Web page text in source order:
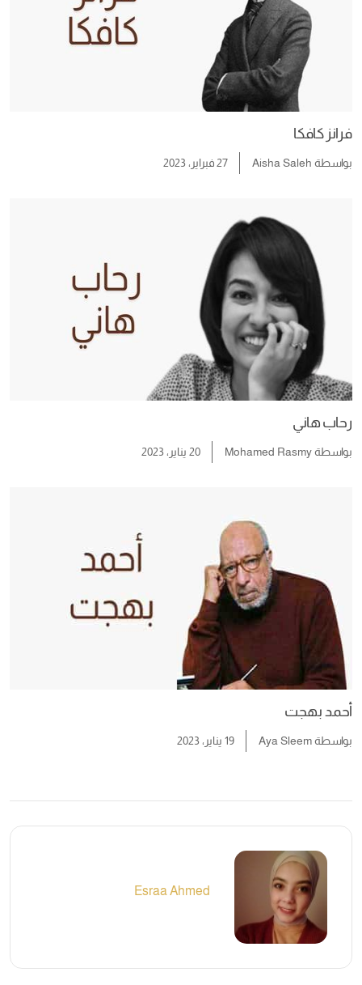
فرانز كافكا
بواسطةAisha Saleh 27 فبراير، 2023
رحاب هاني
بواسطةMohamed Rasmy 20 يناير، 2023
أحمد بهجت
بواسطةAya Sleem 19 يناير، 2023
Esraa Ahmed